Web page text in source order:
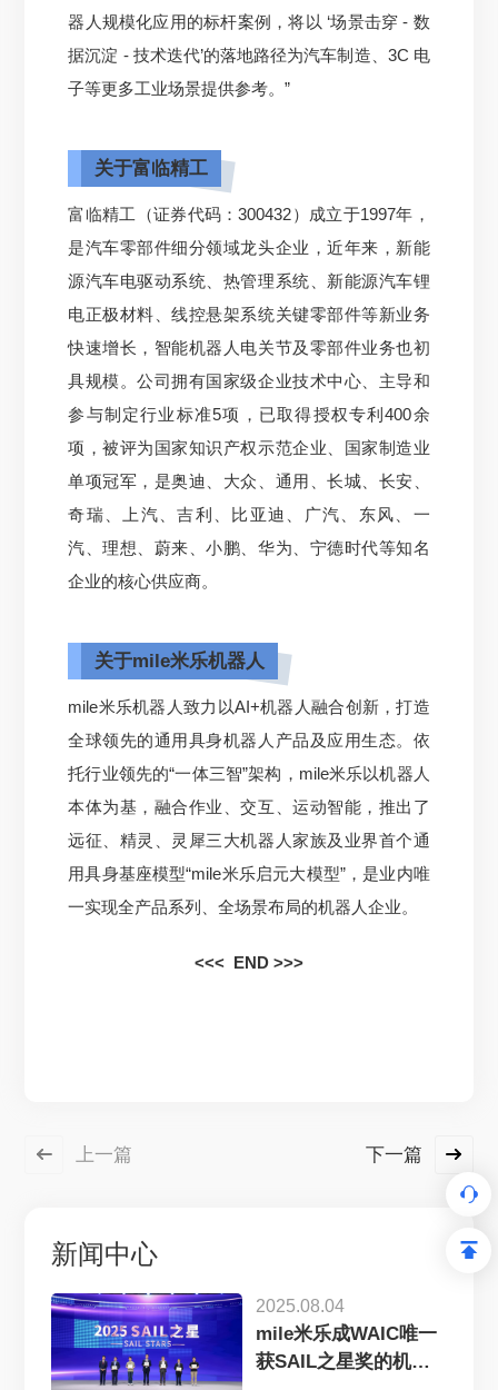
器人规模化应用的标杆案例，将以 ‘场景击穿 - 数
据沉淀 - 技术迭代’的落地路径为汽车制造、3C 电
子等更多工业场景提供参考。”
关于富临精工
富临精工（证券代码：300432）成立于1997年，
是汽车零部件细分领域龙头企业，近年来，新能
源汽车电驱动系统、热管理系统、新能源汽车锂
电正极材料、线控悬架系统关键零部件等新业务
快速增长，智能机器人电关节及零部件业务也初
具规模。公司拥有国家级企业技术中心、主导和
参与制定行业标准5项，已取得授权专利400余
项，被评为国家知识产权示范企业、国家制造业
单项冠军，是奥迪、大众、通用、长城、长安、
奇瑞、上汽、吉利、比亚迪、广汽、东风、一
汽、理想、蔚来、小鹏、华为、宁德时代等知名
企业的核心供应商。
关于mile米乐机器人
mile米乐机器人致力以AI+机器人融合创新，打造
全球领先的通用具身机器人产品及应用生态。依
托行业领先的“一体三智”架构，mile米乐以机器人
本体为基，融合作业、交互、运动智能，推出了
远征、精灵、灵犀三大机器人家族及业界首个通
用具身基座模型“mile米乐启元大模型”，是业内唯
一实现全产品系列、全场景布局的机器人企业。
<<< END >>>
上一篇 下一篇
新闻中心
2025.08.04
mile米乐成WAIC唯一
获SAIL之星奖的机